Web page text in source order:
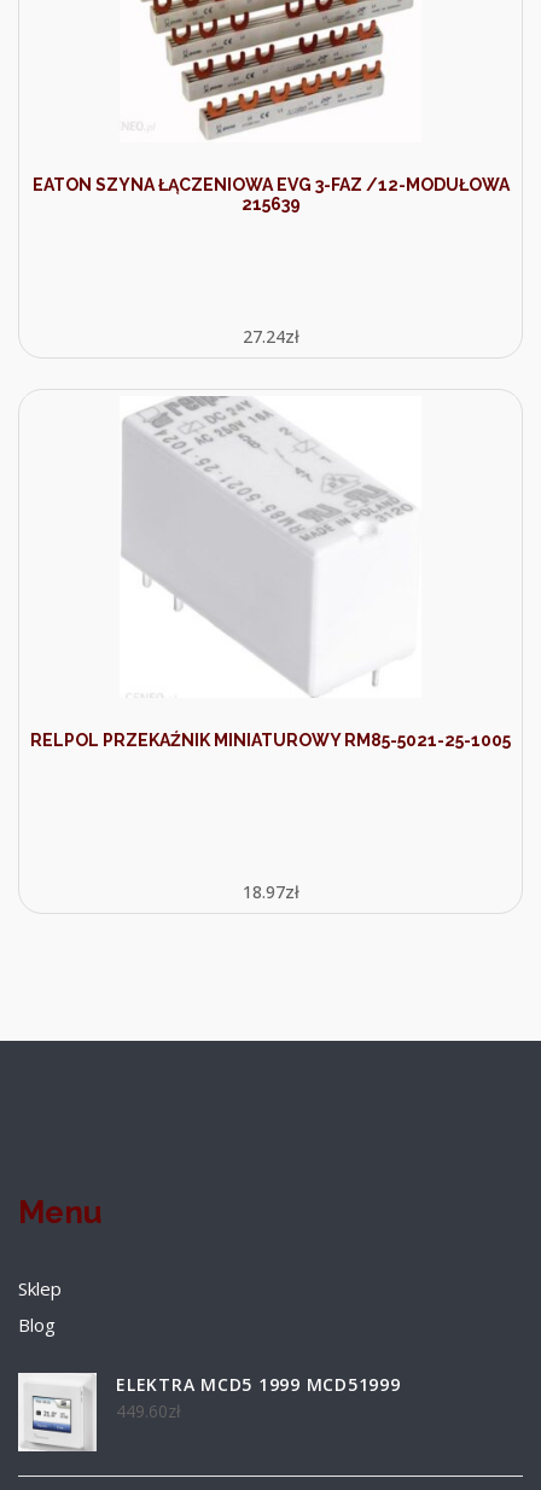
EATON SZYNA ŁĄCZENIOWA EVG 3-FAZ /12-MODUŁOWA
215639
27.24zł
RELPOL PRZEKAŹNIK MINIATUROWY RM85-5021-25-1005
18.97zł
Menu
Sklep
Blog
ELEKTRA MCD5 1999 MCD51999
449.60zł